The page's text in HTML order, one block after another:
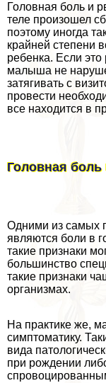
Головная боль и
теле произошел
поэтому иногда
крайней степени
ребенка. Если
малыша не
затягивать с
провести
все находится в
Головная боль
Одними из самых
являются боли в
такие признаки
большинство
такие признаки
организмах.
На пpaктике же,
симптоматику.
вида
при рождении